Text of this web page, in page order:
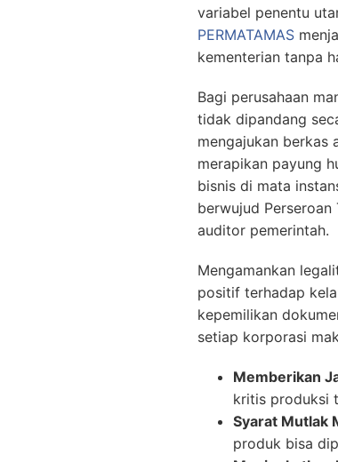
variabel penentu
PERMATAMAS
kementerian tanpa
Bagi perusahaan
tidak dipandang
mengajukan berkas
merapikan payung
bisnis di mata
berwujud
auditor pemerintah.
Mengamankan
positif terhadap
kepemilikan
setiap korporasi
Memberikan
kritis produksi
Syarat Mutlak
produk bisa